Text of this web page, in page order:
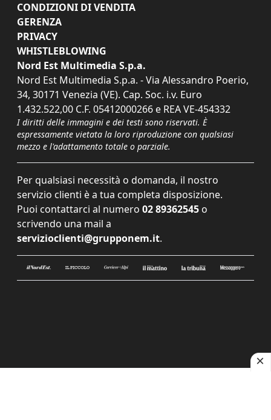
CONDIZIONI DI VENDITA
GERENZA
PRIVACY
WHISTLEBLOWING
Nord Est Multimedia S.p.a.
Nord Est Multimedia S.p.a. - Via Alessandro Poerio,
34, 30171 Venezia (VE). Cap. Soc. i.v. Euro
1.432.522,00 C.F. 05412000266 e REA VE-454332
I diritti delle immagini e dei testi sono riservati. È
espressamente vietata la loro riproduzione con qualsiasi
mezzo e l'adattamento totale o parziale.
Per qualsiasi necessità o domanda, il nostro
servizio clienti è a tua completa disposizione.
Puoi contattarci al numero 02 89362545 o
scrivendo una mail a
servizioclienti@grupponem.it.